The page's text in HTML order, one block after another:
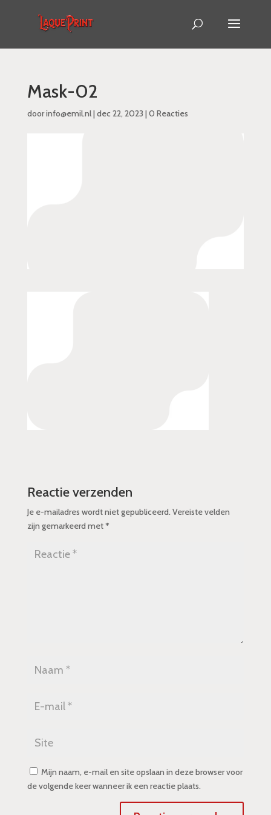
Mask-02
doorinfo@emil.nl| dec 22, 2023 | 0 Reacties
Reactie verzenden
Je e-mailadres wordt niet gepubliceerd. Vereiste velden
zijn gemarkeerd met*
Mijn naam, e-mail en site opslaan in deze browser voor
de volgende keer wanneer ik een reactie plaats.